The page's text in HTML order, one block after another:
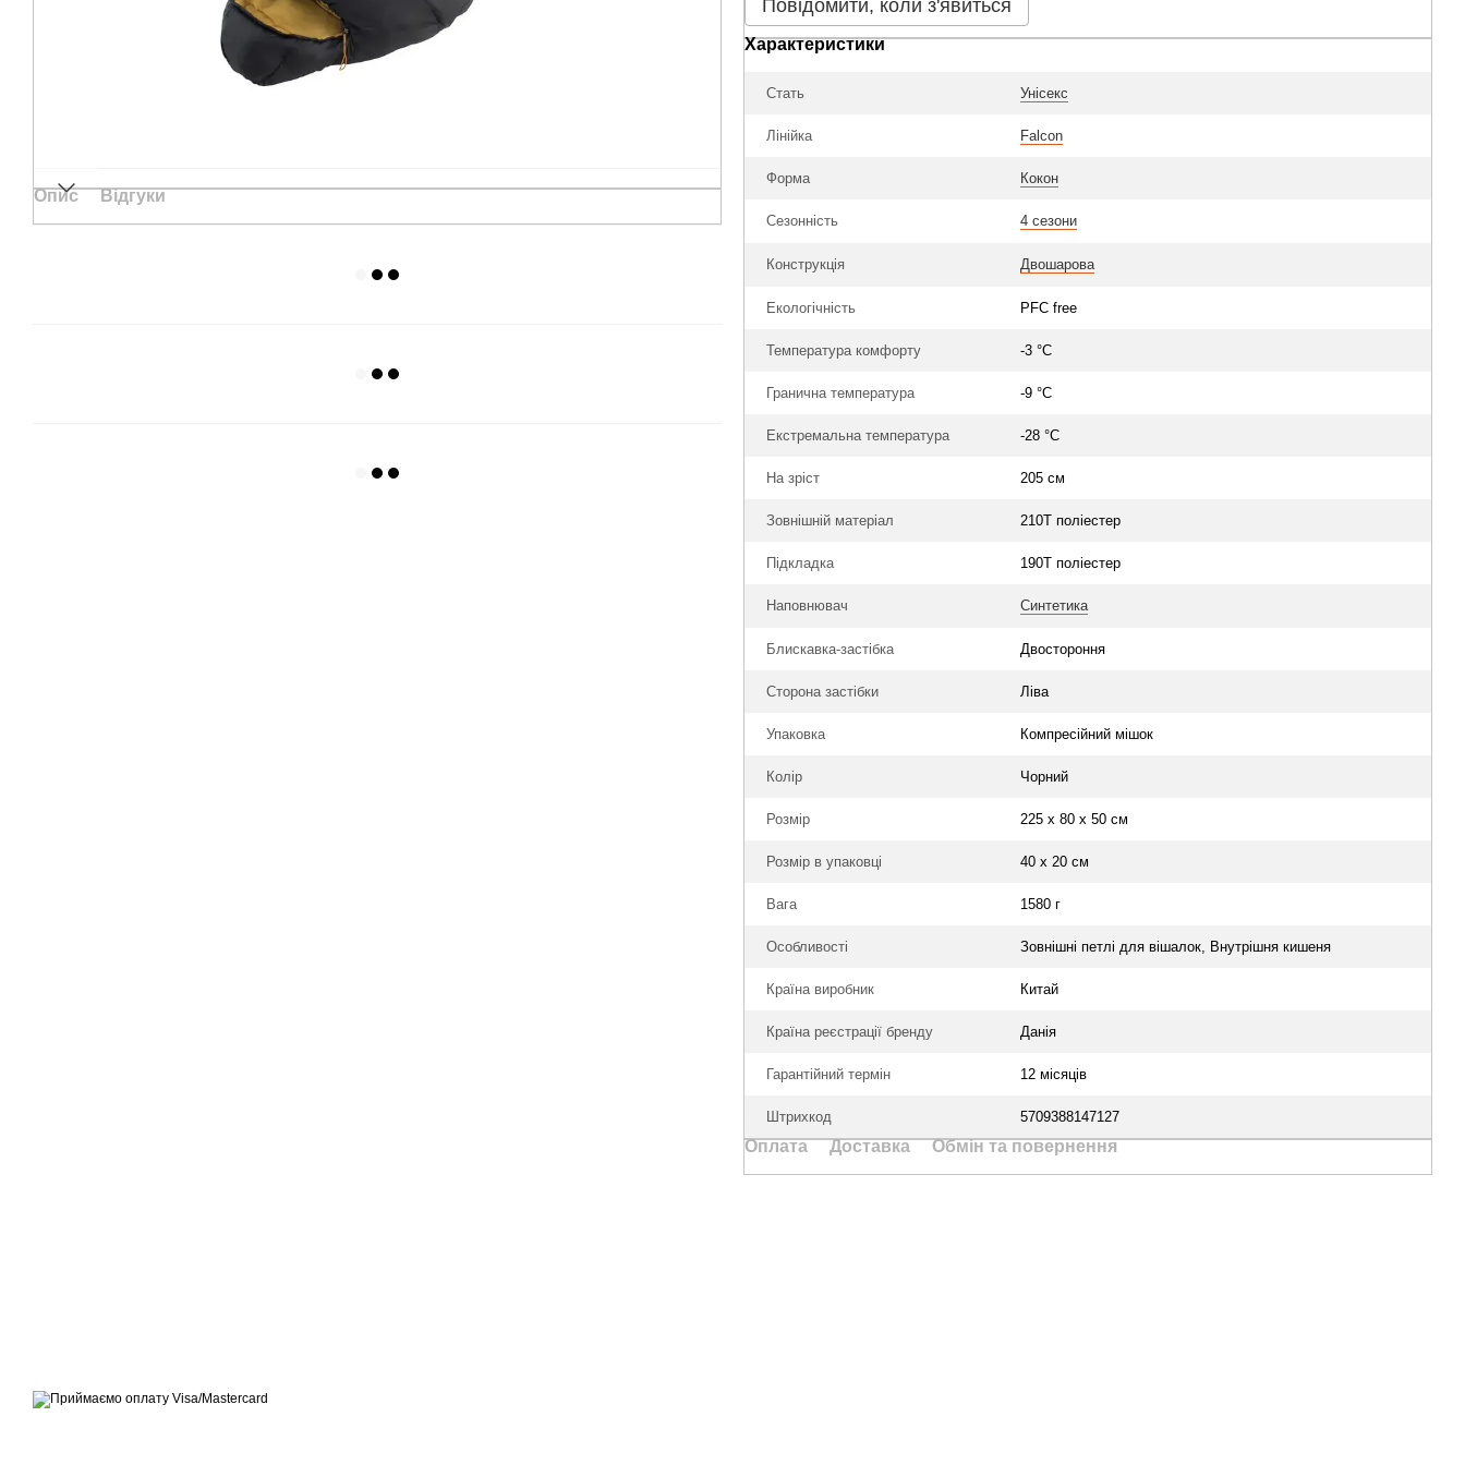
Опис Відгуки
Повідомити, коли з'явиться
Характеристики
Стать Унісекс
Лінійка Falcon
Форма Кокон
Сезонність 4 сезони
Конструкція Двошарова
Екологічність PFC free
Температура комфорту -3 °C
Гранична температура -9 °C
Екстремальна температура -28 °C
На зріст 205 см
Зовнішній матеріал 210T поліестер
Підкладка 190T поліестер
Наповнювач Синтетика
Блискавка-застібка Двостороння
Сторона застібки Ліва
Упаковка Компресійний мішок
Колір Чорний
Розмір 225 x 80 x 50 см
Розмір в упаковці 40 х 20 см
Вага 1580 г
Особливості Зовнішні петлі для вішалок, Внутрішня кишеня
Країна виробник Китай
Країна реєстрації бренду Данія
Гарантійний термін 12 місяців
Штрихкод 5709388147127
Оплата Доставка Обмін та повернення